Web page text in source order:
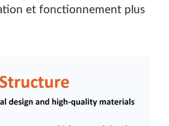
et fonctionnement plus